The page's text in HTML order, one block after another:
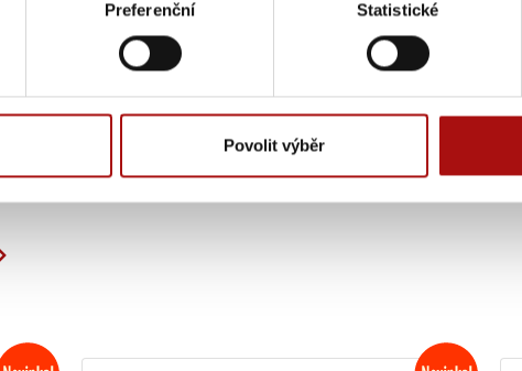
Preferenční Statistické
Povolit výběr
Zdroj: